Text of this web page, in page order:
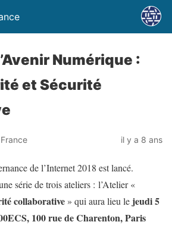
Numérique :
et Sécurité
il y a 8 ans
de l’Internet 2018 est lancé.
série de trois ateliers : l’Atelier «
collaborative » qui aura lieu le jeudi 5
100 rue de Charenton, Paris